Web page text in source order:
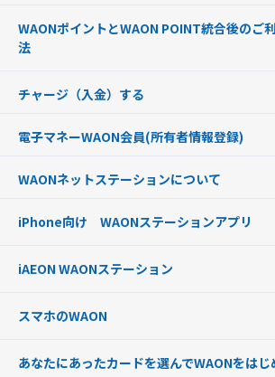
ポイントの有効期限について
WAONポイントとWAON POINT統合後のご
法
チャージ（入金）する
現金でチャージする
銀行口座・ATMからチャージする
オートチャージ
ポイントからチャージする
チャージ上限金額の変更について
電子マネーWAON会員(所有者情報登録)
WAON POINTサービス会員登録に伴う個人データ
WAONネットステーションについて
WAONネットステーションWAON端末について
iPhone向け WAONステーションアプリ
iAEON WAONステーション
スマホのWAON
あなたにあったカードを選んでWAONをはじ